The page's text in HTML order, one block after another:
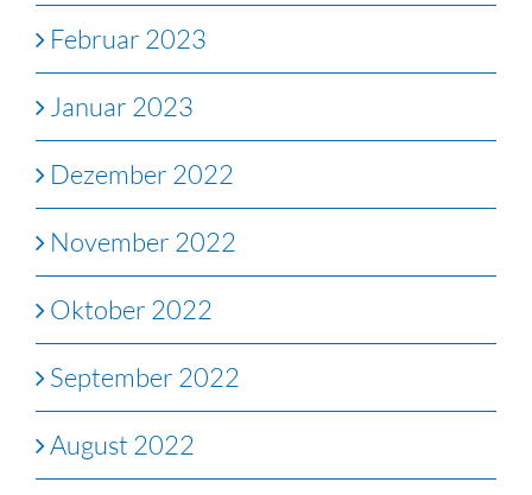
Februar 2023
Januar 2023
Dezember 2022
November 2022
Oktober 2022
September 2022
August 2022